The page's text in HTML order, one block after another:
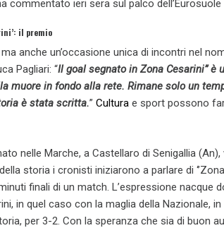
commentato ieri sera sul palco
il premio
anche un’occasione unica di incontri nel
Pagliari: “Il goal segnato in Zona Cesarini” è
muore in fondo alla rete. Rimane solo un
è stata scritta.” Cultura e sport possono
nelle Marche, a Castellaro di Senigallia
storia i cronisti iniziarono a parlare di ‘’Zona
finali di un match. L’espressione nacque
in quel caso con la maglia della Nazionale,
per 3-2. Con la speranza che sia di buon